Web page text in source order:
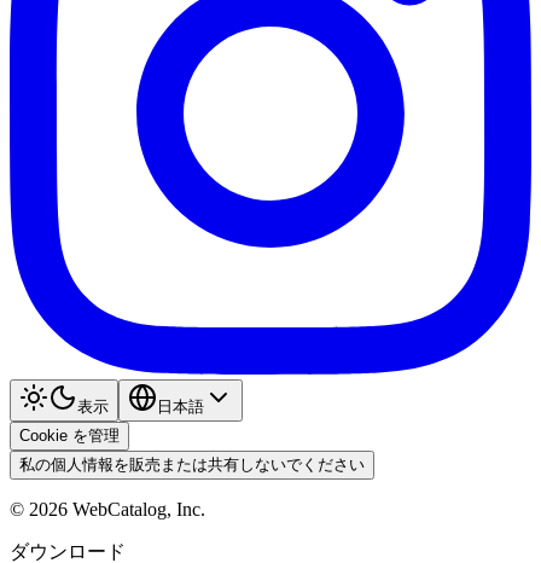
表示
日本語
Cookie を管理
私の個人情報を販売または共有しないでください
© 2026 WebCatalog, Inc.
ダウンロード